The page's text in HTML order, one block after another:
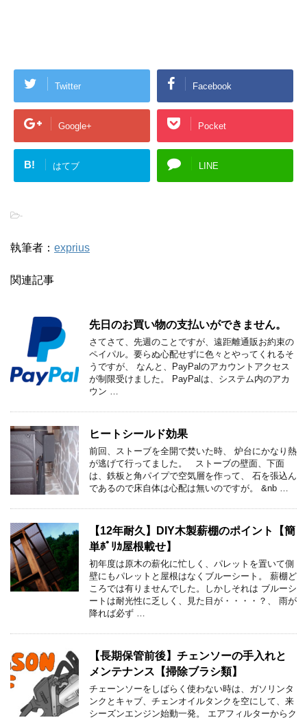
Twitter Facebook
Google+ Pocket
B! はてブ LINE
-
執筆者： exprius
関連記事
先日のお買い物の支払いができません。
さてさて、先週のことですが、遠距離通販お約束の
ペイパル。要らぬ心配せずに色々とやってくれるそ
うですが、 なんと、PayPalのアカウントアクセス
が制限受けました。 PayPalは、システム内のアカ
ウン …
ヒートシールド効果
前回、ストーブを全開で焚いた時、 炉台にかなり熱
が逃げて行ってました。 ストーブの壁面、下面
は、鉄板と角パイプで空気層を作って、 石を張込ん
であるので床自体は心配は無いのですが。 &nb …
【12年耐久】DIY木製薪棚のポイント【簡
単ﾎﾟﾘｶ屋根載せ】
初年度は原木の薪化に忙しく、パレットを置いて側
壁にもパレットと屋根はなくブルーシート。 薪棚ど
ころでは有りませんでした。しかしそれは ブルーシ
ートは耐光性に乏しく、見た目が・・・・？、 雨が
降れば必ず …
【長期保管前後】チェンソーの手入れと
メンテナンス【掃除ブラシ類】
チェーンソーをしばらく使わない時は、ガソリンタ
ンクとキャブ、チェンオイルタンクを空にして、来
シーズンエンジン始動一発。 エアフィルターからク